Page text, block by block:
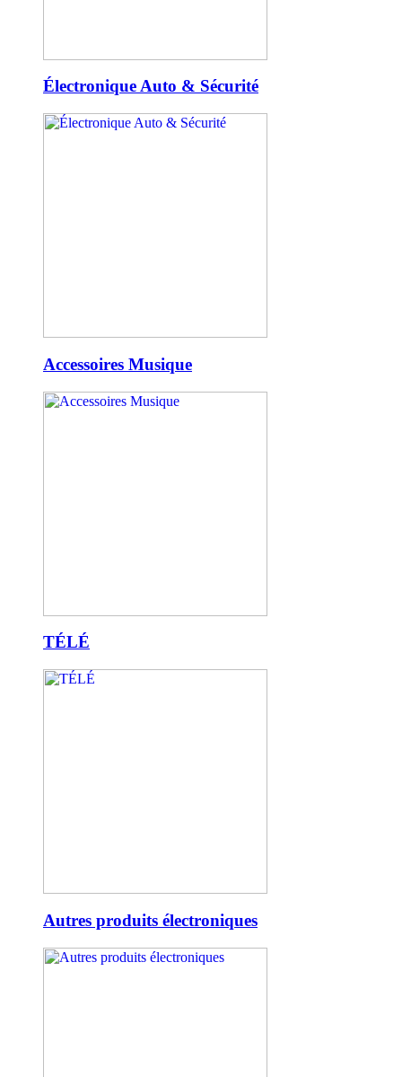
Électronique Auto & Sécurité
Accessoires Musique
TÉLÉ
Autres produits électroniques